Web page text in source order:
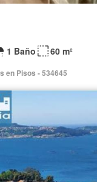
1 Baño 60 m²
en Pisos - 534645